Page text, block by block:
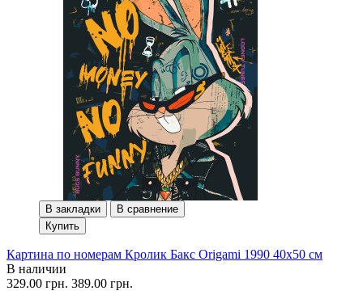
В закладки
В сравнение
Купить
Картина по номерам Кролик Бакс Origami 1990 40x50 см
В наличии
329.00 грн. 389.00 грн.